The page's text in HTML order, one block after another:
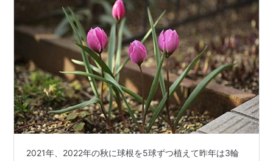
2021年、2022年の秋に球根を5球ずつ植えて昨年は3輪